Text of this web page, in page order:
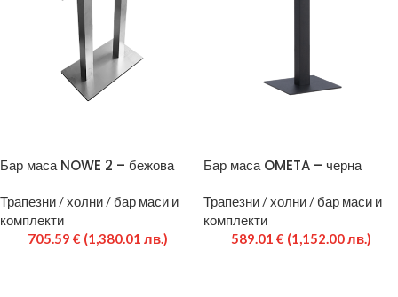
Бар маса NOWE 2 – бежова
Трапезни / холни / бар маси и
комплекти
705.59 € (1,380.01 лв.)
Бар маса OMETA – черна
Трапезни / холни / бар маси и
комплекти
589.01 € (1,152.00 лв.)